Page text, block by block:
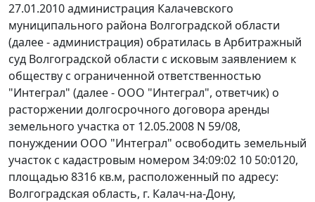
27.01.2010 администрация Калачевского
муниципального района Волгоградской области
(далее - администрация) обратилась в Арбитражный
суд Волгоградской области с исковым заявлением к
обществу с ограниченной ответственностью
"Интеграл" (далее - ООО "Интеграл", ответчик) о
расторжении долгосрочного договора аренды
земельного участка от 12.05.2008 N 59/08,
понуждении ООО "Интеграл" освободить земельный
участок с кадастровым номером 34:09:02 10 50:0120,
площадью 8316 кв.м, расположенный по адресу:
Волгоградская область, г. Калач-на-Дону,